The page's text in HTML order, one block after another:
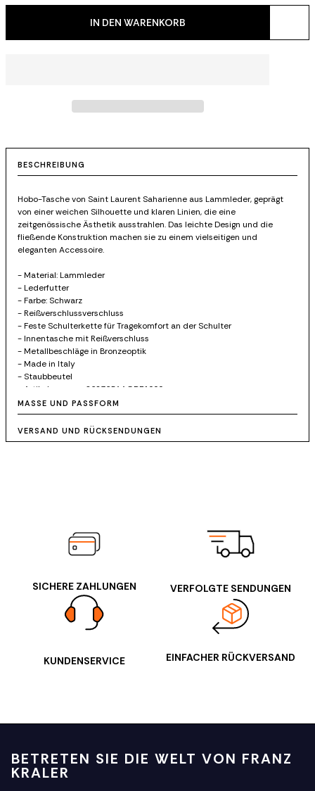
IN DEN WARENKORB
BESCHREIBUNG
Hobo-Tasche von Saint Laurent Saharienne aus Lammleder, geprägt
von einer weichen Silhouette und klaren Linien, die eine
zeitgenössische Ästhetik ausstrahlen. Das leichte Design und die
fließende Konstruktion machen sie zu einem vielseitigen und
eleganten Accessoire.
- Material: Lammleder
- Lederfutter
- Farbe: Schwarz
- Reißverschlussverschluss
- Feste Schulterkette für Tragekomfort an der Schulter
- Innentasche mit Reißverschluss
- Metallbeschläge in Bronzeoptik
- Made in Italy
- Staubbeutel
- Artikelnummer: 862365AAGDF1000
MASSE UND PASSFORM
VERSAND UND RÜCKSENDUNGEN
SICHERE ZAHLUNGEN VERFOLGTE SENDUNGEN
KUNDENSERVICE EINFACHER RÜCKVERSAND
BETRETEN SIE DIE WELT VON FRANZ
KRALER